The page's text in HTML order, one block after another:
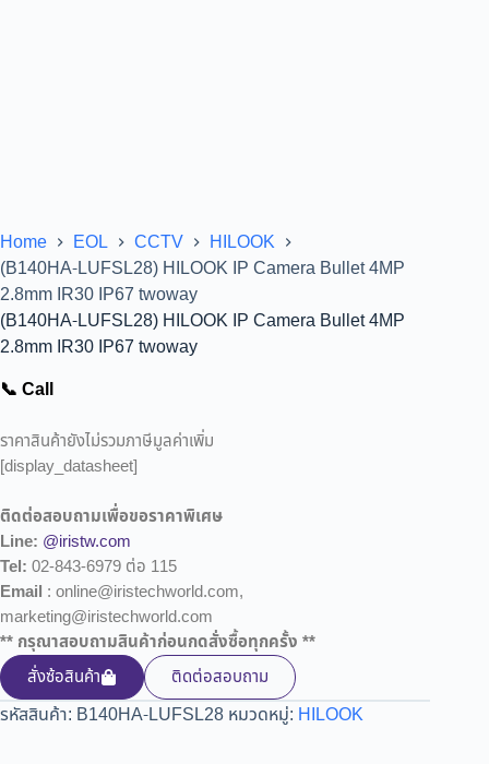
Home EOL CCTV
HILOOK
(B140HA-LUFSL28) HILOOK IP Camera Bullet 4MP
2.8mm IR30 IP67 twoway
(B140HA-LUFSL28) HILOOK IP Camera Bullet 4MP
2.8mm IR30 IP67 twoway
📞 Call
ราคาสินค้ายังไม่รวมภาษีมูลค่าเพิ่ม
[display_datasheet]
ติดต่อสอบถามเพื่อขอราคาพิเศษ
Line: @iristw.com
Tel: 02-843-6979 ต่อ 115
Email : online@iristechworld.com,
marketing@iristechworld.com
** กรุณาสอบถามสินค้าก่อนกดสั่งซื้อทุกครั้ง **
สั่งซ้อสินค้า
ติดต่อสอบถาม
รหัสสินค้า: B140HA-LUFSL28 หมวดหมู่: HILOOK